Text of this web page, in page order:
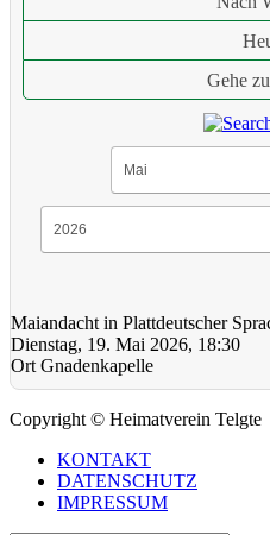
Gehe
Maiandacht in Plattdeutscher
Dienstag, 19. Mai 2026, 18:30
Ort Gnadenkapelle
Copyright © Heimatverein Telgte
KONTAKT
DATENSCHUTZ
IMPRESSUM